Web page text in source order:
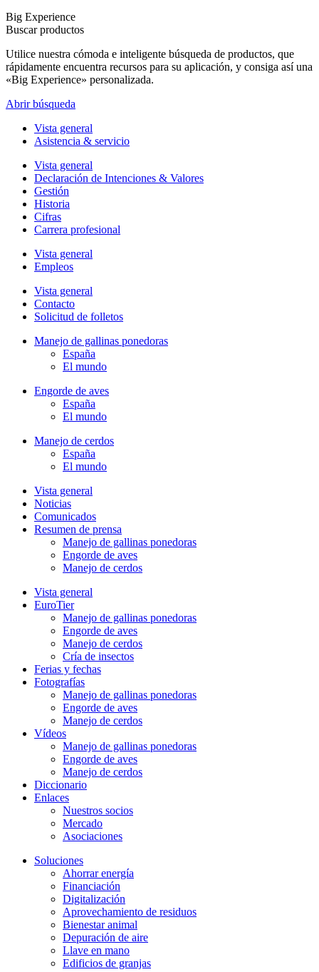
Big Experience
Buscar productos
Utilice nuestra cómoda e inteligente búsqueda de productos, que
rápidamente encuentra recursos para su aplicación, y consiga así una
«Big Experience» personalizada.
Abrir búsqueda
Vista general
Asistencia & servicio
Vista general
Declaración de Intenciones & Valores
Gestión
Historia
Cifras
Carrera profesional
Vista general
Empleos
Vista general
Contacto
Solicitud de folletos
Manejo de gallinas ponedoras
España
El mundo
Engorde de aves
España
El mundo
Manejo de cerdos
España
El mundo
Vista general
Noticias
Comunicados
Resumen de prensa
Manejo de gallinas ponedoras
Engorde de aves
Manejo de cerdos
Vista general
EuroTier
Manejo de gallinas ponedoras
Engorde de aves
Manejo de cerdos
Cría de insectos
Ferias y fechas
Fotografías
Manejo de gallinas ponedoras
Engorde de aves
Manejo de cerdos
Vídeos
Manejo de gallinas ponedoras
Engorde de aves
Manejo de cerdos
Diccionario
Enlaces
Nuestros socios
Mercado
Asociaciones
Soluciones
Ahorrar energía
Financiación
Digitalización
Aprovechamiento de residuos
Bienestar animal
Depuración de aire
Llave en mano
Edificios de granjas